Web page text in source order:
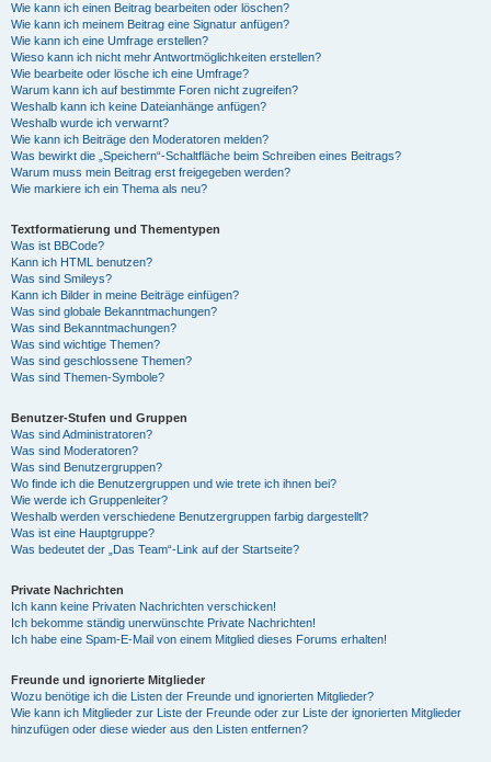
Wie kann ich einen Beitrag bearbeiten oder löschen?
Wie kann ich meinem Beitrag eine Signatur anfügen?
Wie kann ich eine Umfrage erstellen?
Wieso kann ich nicht mehr Antwortmöglichkeiten erstellen?
Wie bearbeite oder lösche ich eine Umfrage?
Warum kann ich auf bestimmte Foren nicht zugreifen?
Weshalb kann ich keine Dateianhänge anfügen?
Weshalb wurde ich verwarnt?
Wie kann ich Beiträge den Moderatoren melden?
Was bewirkt die „Speichern“-Schaltfläche beim Schreiben eines Beitrags?
Warum muss mein Beitrag erst freigegeben werden?
Wie markiere ich ein Thema als neu?
Textformatierung und Thementypen
Was ist BBCode?
Kann ich HTML benutzen?
Was sind Smileys?
Kann ich Bilder in meine Beiträge einfügen?
Was sind globale Bekanntmachungen?
Was sind Bekanntmachungen?
Was sind wichtige Themen?
Was sind geschlossene Themen?
Was sind Themen-Symbole?
Benutzer-Stufen und Gruppen
Was sind Administratoren?
Was sind Moderatoren?
Was sind Benutzergruppen?
Wo finde ich die Benutzergruppen und wie trete ich ihnen bei?
Wie werde ich Gruppenleiter?
Weshalb werden verschiedene Benutzergruppen farbig dargestellt?
Was ist eine Hauptgruppe?
Was bedeutet der „Das Team“-Link auf der Startseite?
Private Nachrichten
Ich kann keine Privaten Nachrichten verschicken!
Ich bekomme ständig unerwünschte Private Nachrichten!
Ich habe eine Spam-E-Mail von einem Mitglied dieses Forums erhalten!
Freunde und ignorierte Mitglieder
Wozu benötige ich die Listen der Freunde und ignorierten Mitglieder?
Wie kann ich Mitglieder zur Liste der Freunde oder zur Liste der ignorierten Mitglieder
hinzufügen oder diese wieder aus den Listen entfernen?